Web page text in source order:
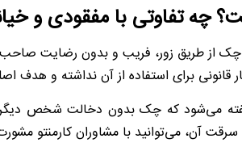
چه تفاوتی با مفقودی و
از طریق زور، فریب و بدون رضایت صاحب
قانونی برای استفاده از آن نداشته و
می‌شود که چک بدون دخالت شخص
آن، می‌توانید با مشاوران کارمنتو